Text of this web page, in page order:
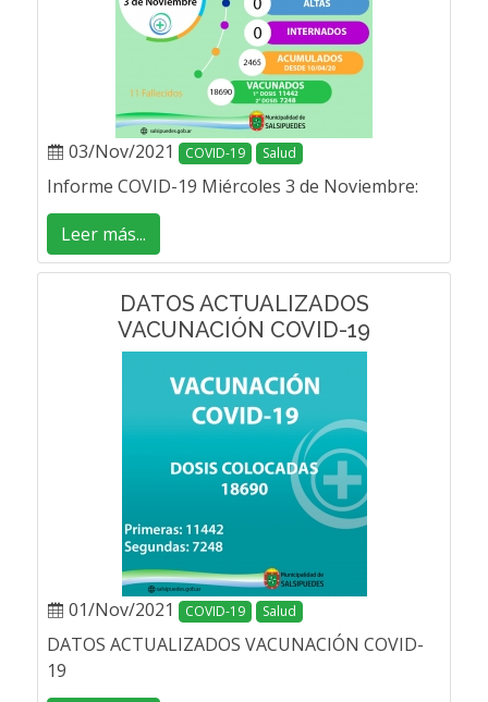
03/Nov/2021 COVID-19 Salud
Informe COVID-19 Miércoles 3 de Noviembre:
Leer más...
DATOS ACTUALIZADOS
VACUNACIÓN COVID-19
01/Nov/2021 COVID-19 Salud
DATOS ACTUALIZADOS VACUNACIÓN COVID-
19